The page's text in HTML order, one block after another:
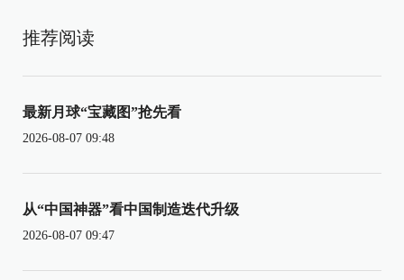
推荐阅读
最新月球“宝藏图”抢先看
2026-08-07 09:48
从“中国神器”看中国制造迭代升级
2026-08-07 09:47